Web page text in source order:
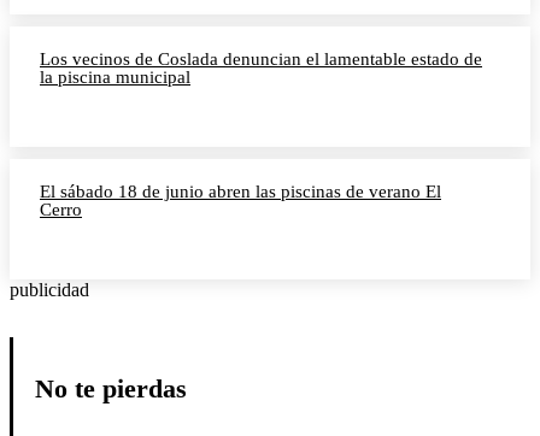
Los vecinos de Coslada denuncian el lamentable estado de
la piscina municipal
El sábado 18 de junio abren las piscinas de verano El
Cerro
publicidad
No te pierdas